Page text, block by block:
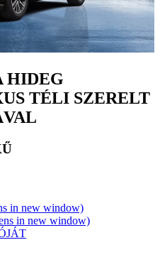
HIDEG
TÉLI SZERELT
in new window)
in new window)